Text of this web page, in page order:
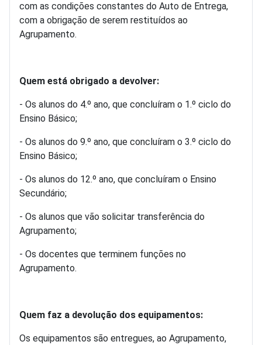
com as condições constantes do Auto de Entrega,
com a obrigação de serem restituídos ao
Agrupamento.
Quem está obrigado a devolver:
- Os alunos do 4.º ano, que concluíram o 1.º ciclo do
Ensino Básico;
- Os alunos do 9.º ano, que concluíram o 3.º ciclo do
Ensino Básico;
- Os alunos do 12.º ano, que concluíram o Ensino
Secundário;
- Os alunos que vão solicitar transferência do
Agrupamento;
- Os docentes que terminem funções no
Agrupamento.
Quem faz a devolução dos equipamentos:
Os equipamentos são entregues, ao Agrupamento,